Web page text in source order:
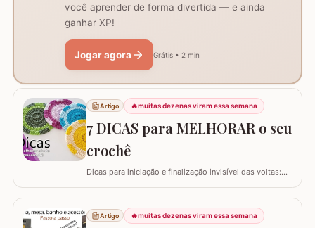
você aprender de forma divertida — e ainda
ganhar XP!
Jogar agora Grátis • 2 min
Artigo 🔥muitas dezenas viram essa semana
7 DICAS para MELHORAR o seu
crochê
Dicas para iniciação e finalização invisível das voltas:
garante um acabamento quase imperceptível nas
iniciações e finalizações das voltas, resultando em um
trabalho mais elegante. Variações de pontos com o
Artigo 🔥muitas dezenas viram essa semana